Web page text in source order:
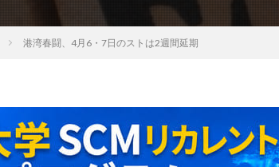
港湾春闘、4月6・7日のストは2週間延期